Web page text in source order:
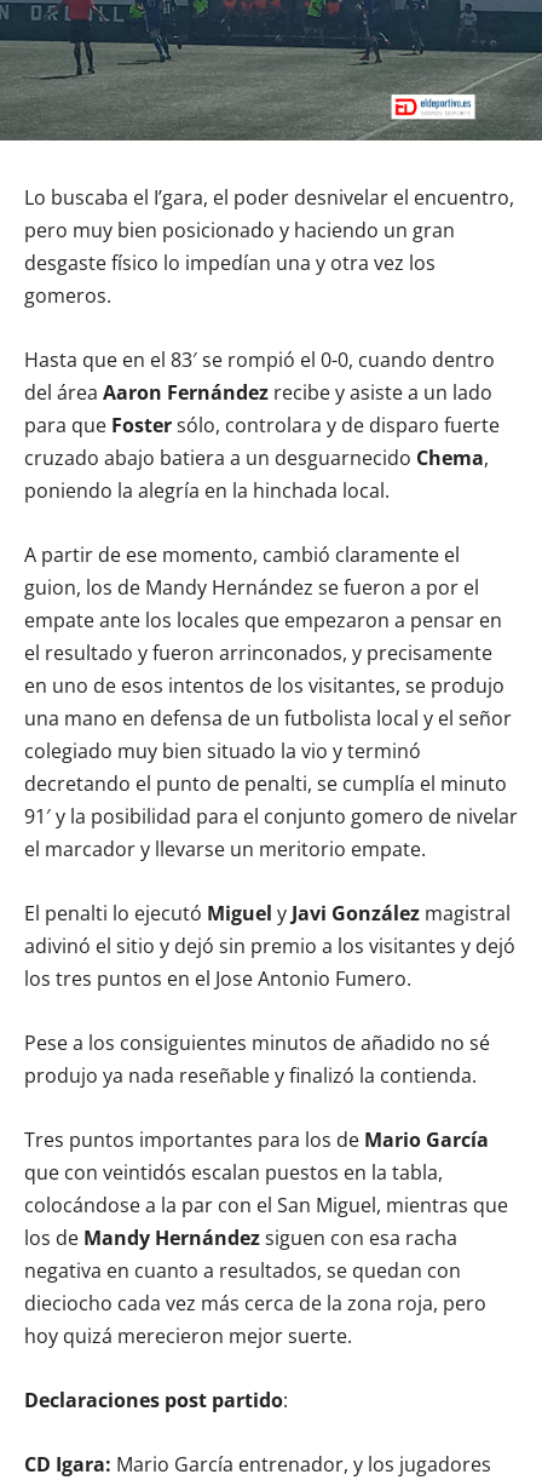
Lo buscaba el I’gara, el poder desnivelar el encuentro,
pero muy bien posicionado y haciendo un gran
desgaste físico lo impedían una y otra vez los
gomeros.
Hasta que en el 83′ se rompió el 0-0, cuando dentro
del área Aaron Fernández recibe y asiste a un lado
para que Fostersólo, controlara y de disparo fuerte
cruzado abajo batiera a un desguarnecido Chema,
poniendo la alegría en la hinchada local.
A partir de ese momento, cambió claramente el
guion, los de Mandy Hernández se fueron a por el
empate ante los locales que empezaron a pensar en
el resultado y fueron arrinconados, y precisamente
en uno de esos intentos de los visitantes, se produjo
una mano en defensa de un futbolista local y el señor
colegiado muy bien situado la vio y terminó
decretando el punto de penalti, se cumplía el minuto
91′ y la posibilidad para el conjunto gomero de nivelar
el marcador y llevarse un meritorio empate.
El penalti lo ejecutó Miguel y Javi González magistral
adivinó el sitio y dejó sin premio a los visitantes y dejó
los tres puntos en el Jose Antonio Fumero.
Pese a los consiguientes minutos de añadido no sé
produjo ya nada reseñable y finalizó la contienda.
Tres puntos importantes para los de Mario García
que con veintidós escalan puestos en la tabla,
colocándose a la par con el San Miguel, mientras que
los de Mandy Hernándezsiguen con esa racha
negativa en cuanto a resultados, se quedan con
dieciocho cada vez más cerca de la zona roja, pero
hoy quizá merecieron mejor suerte.
Declaraciones post partido:
CD Igara: Mario García entrenador, y los jugadores